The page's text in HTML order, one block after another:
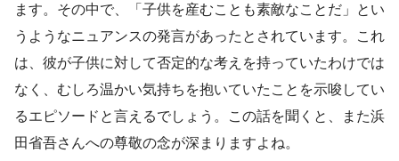
ます。その中で、「子供を産むことも素敵なことだ」とい
うようなニュアンスの発言があったとされています。これ
は、彼が子供に対して否定的な考えを持っていたわけでは
なく、むしろ温かい気持ちを抱いていたことを示唆してい
るエピソードと言えるでしょう。この話を聞くと、また浜
田省吾さんへの尊敬の念が深まりますよね。